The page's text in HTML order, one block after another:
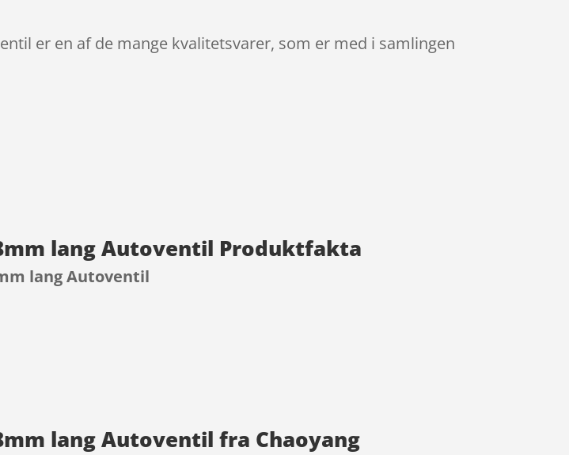
ømmels
er
er en af de mange kvalitetsvarer, som er med i samlingen
lang Autoventil Produktfakta
lang Autoventil
lang Autoventil fra Chaoyang